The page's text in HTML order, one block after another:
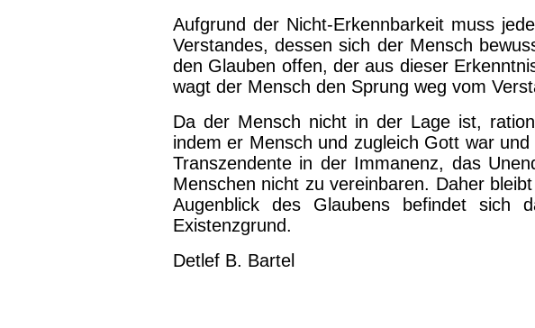
Aufgrund der Nicht-Erkennbarkeit muss
Verstandes, dessen sich der Mensch
den Glauben offen, der aus dieser
wagt der Mensch den Sprung weg vom
Da der Mensch nicht in der Lage ist,
indem er Mensch und zugleich Gott war
Transzendente in der Immanenz, das
Menschen nicht zu vereinbaren. Daher
Augenblick des Glaubens befindet
Existenzgrund.
Detlef B. Bartel